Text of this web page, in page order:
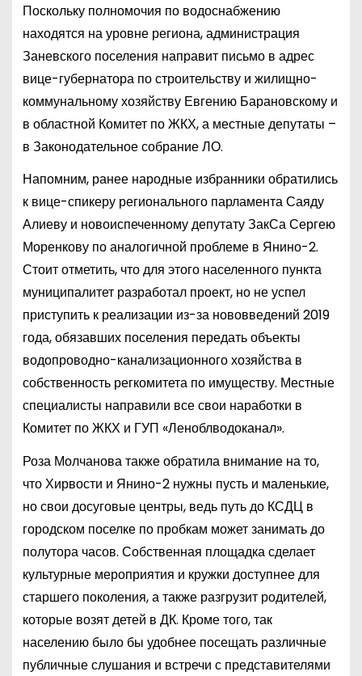
Поскольку полномочия по водоснабжению
находятся на уровне региона, администрация
Заневского поселения направит письмо в адрес
вице-губернатора по строительству и жилищно-
коммунальному хозяйству Евгению Барановскому и
в областной Комитет по ЖКХ, а местные депутаты –
в Законодательное собрание ЛО.
Напомним, ранее народные избранники обратились
к вице-спикеру регионального парламента Саяду
Алиеву и новоиспеченному депутату ЗакСа Сергею
Моренкову по аналогичной проблеме в Янино-2.
Стоит отметить, что для этого населенного пункта
муниципалитет разработал проект, но не успел
приступить к реализации из-за нововведений 2019
года, обязавших поселения передать объекты
водопроводно-канализационного хозяйства в
собственность регкомитета по имуществу. Местные
специалисты направили все свои наработки в
Комитет по ЖКХ и ГУП «Леноблводоканал».
Роза Молчанова также обратила внимание на то,
что Хирвости и Янино-2 нужны пусть и маленькие,
но свои досуговые центры, ведь путь до КСДЦ в
городском поселке по пробкам может занимать до
полутора часов. Собственная площадка сделает
культурные мероприятия и кружки доступнее для
старшего поколения, а также разгрузит родителей,
которые возят детей в ДК. Кроме того, так
населению было бы удобнее посещать различные
публичные слушания и встречи с представителями